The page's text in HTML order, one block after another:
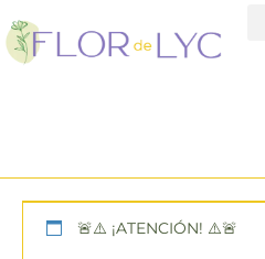
🚨⚠️ ¡ATENCIÓN! ⚠️🚨